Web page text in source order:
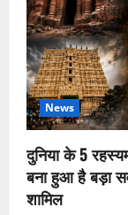
News
दुनिया के 5
बना हुआ है बड़ा
शामिल